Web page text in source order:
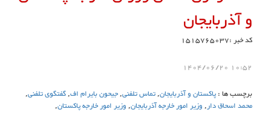
و آذربایجان
کد خبر :1515765037
10:52 1404/06/20
برچسب ها :پاکستان و آذربایجان,تماس تلفنی,جیحون بایرام اف,گفتگوی تلفنی,
محمد اسحاق دار,وزیر امور خارجه آذربایجان,وزیر امور خارجه پاکستان,